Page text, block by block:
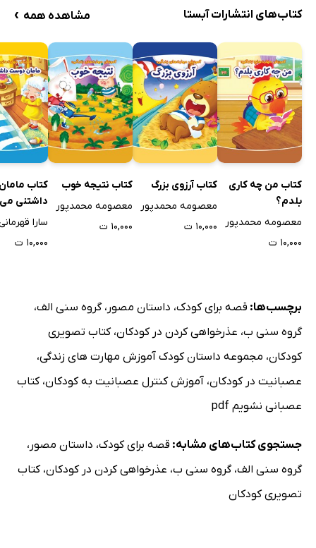
کتاب‌های انتشارات آبستا مشاهده همه ›
کتاب من چه کاری
بلدم؟
معصومه محمدپور
۱۰,۰۰۰ ت
کتاب آرزوی بزرگ
معصومه محمدپور
۱۰,۰۰۰ ت
کتاب نتیجه خوب
معصومه محمدپور
۱۰,۰۰۰ ت
کتاب
داشتنی
سارا
۱۰,۰۰۰ ت
برچسب‌ها: قصه برای کودک، داستان مصور ،گروه سنی الف،
گروه سنی ب، عذرخواهی کردن در کودکان،کتاب تصویری
کودکان، مجموعه داستان کودک آموزش مهارت های زندگی،
عصبانیت در کودکان، آموزش کنترل عصبانیت به کودکان،کتاب
عصبانی نشویم pdf
جستجوی کتاب‌های مشابه: قصه برای کودک، داستان مصور ،
گروه سنی الف،گروه سنی ب، عذرخواهی کردن در کودکان،کتاب
تصویری کودکان